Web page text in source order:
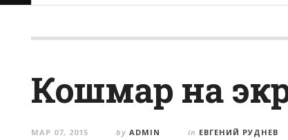
Кошмар на
МАР 07, 2015 by ADMIN in ЕВГЕНИЙ РУДНЕВ